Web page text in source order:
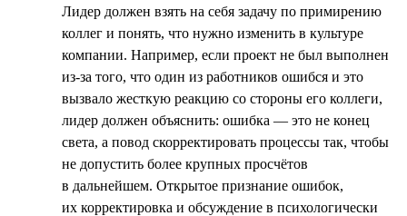
Лидер должен взять на себя задачу по примирению
коллег и понять, что нужно изменить в культуре
компании. Например, если проект не был выполнен
из-за того, что один из работников ошибся и это
вызвало жесткую реакцию со стороны его коллеги,
лидер должен объяснить: ошибка — это не конец
света, а повод скорректировать процессы так, чтобы
не допустить более крупных просчётов
в дальнейшем. Открытое признание ошибок,
их корректировка и обсуждение в психологически